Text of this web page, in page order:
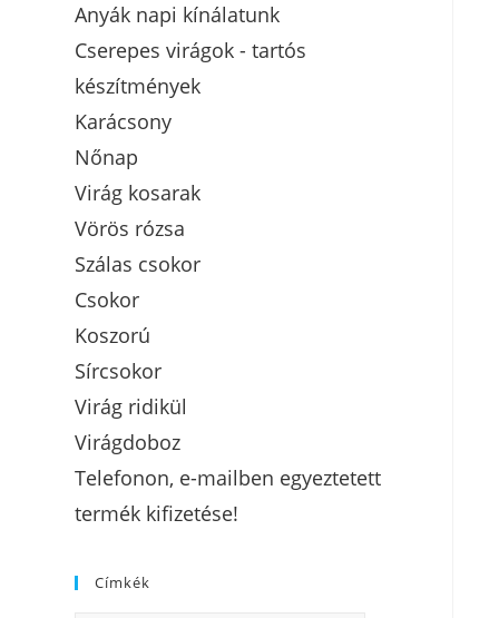
Anyák napi kínálatunk
Cserepes virágok - tartós
készítmények
Karácsony
Nőnap
Virág kosarak
Vörös rózsa
Szálas csokor
Csokor
Koszorú
Sírcsokor
Virág ridikül
Virágdoboz
Telefonon, e-mailben egyeztetett
termék kifizetése!
Címkék